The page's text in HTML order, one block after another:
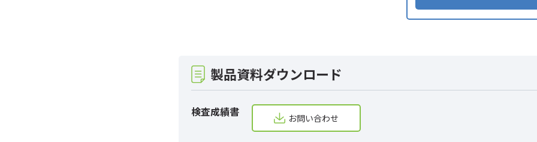
製品資料ダウンロード
検査成績書 お問い合わせ